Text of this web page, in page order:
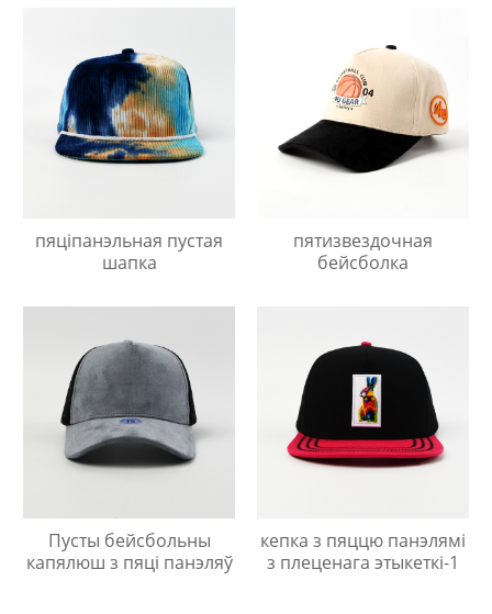
пяціпанэльная пустая
шапка
пятизвездочная
бейсболка
Пусты бейсбольны
капялюш з пяці панэляў
кепка з пяццю панэлямі
з плеценага этыкеткі-1